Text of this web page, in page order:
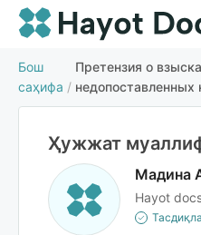
Бош
саҳифа /
Претензия о
Ҳужжат
Мадина
Hayot